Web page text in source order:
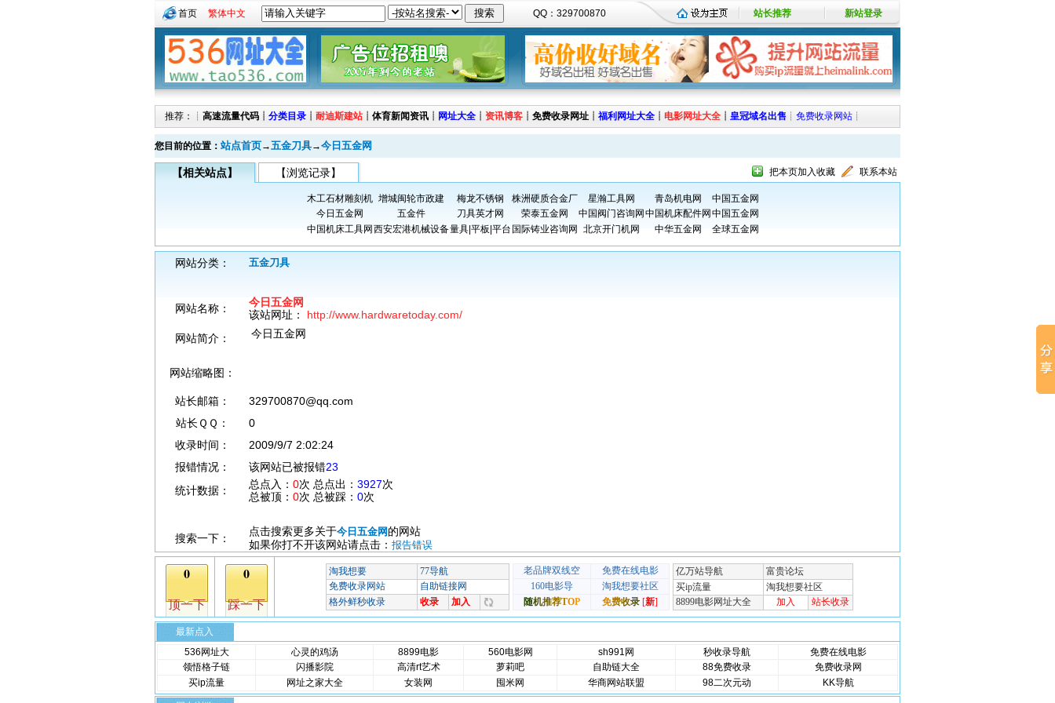
首页 繁体中文 QQ：329700870 站长推荐 新站登录
推荐：┊ 高速流量代码 ┊ 分类目录 ┊ 耐迪斯建站 ┊ 体育新闻资讯 ┊ 网址大全 ┊ 资讯博客 ┊ 免费收录网址 ┊ 福利网址大全 ┊ 电影网址大全 ┊ 皇冠域名出售 ┊ 免费收录网站 ┊
您目前的位置： 站点首页→五金刀具→今日五金网
【相关站点】 【浏览记录】 把本页加入收藏 联系本站
木工石材雕刻机 增城闽轮市政建 梅龙不锈钢 株洲硬质合金厂 星瀚工具网 青岛机电网
中国五金网
今日五金网
五金件 刀具英才网 荣泰五金网 中国阀门咨询网 中国机床配件网 中国五金网
中国机床工具网 西安宏港机械设备量具|平板|平台 国际铸业咨询网 北京开门机网 中华五金网 全球五金网
网站分类： 五金刀具
网站名称：
今日五金网
该站网址： http://www.hardwaretoday.com/
网站简介：
今日五金网
网站缩略图：
站长邮箱：
329700870@qq.com
站长ＱＱ：
0
收录时间：
2009/9/7 2:02:24
报错情况：
该网站已被报错23
统计数据：
总点入： 0次 总点出： 3927次
总被顶： 0次 总被踩： 0次
搜索一下：
点击搜索更多关于今日五金网 的网站
如果你打不开该网站请点击： 报告错误
最新点入
536网址大
心灵的鸡汤 8899电影 560电影网 sh991网 秒收录导航
免费在线电影
领悟格子链
闪播影院 高清rt艺术 萝莉吧 自助链大全 88免费收录
免费收录网
买ip流量
网址之家大全 女装网 囤米网 华商网站联盟 98二次元动 KK导航